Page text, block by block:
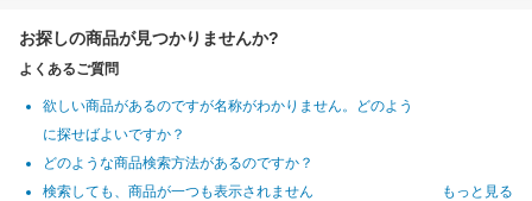
お探しの商品が見つかりませんか?
よくあるご質問
欲しい商品があるのですが名称がわかりません。どのよう
に探せばよいですか？
どのような商品検索方法があるのですか？
検索しても、商品が一つも表示されません
もっと見る